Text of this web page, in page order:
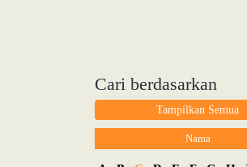
Cari berdasarkan
Tampilkan Semua
Nama